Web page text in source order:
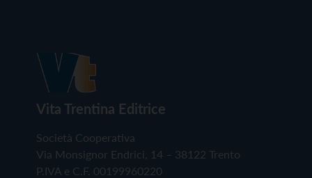
Vita Trentina Editrice
Società Cooperativa
Via Monsignor Endrici, 14 – 38122 Trento
P.IVA e C.F. 00199960220